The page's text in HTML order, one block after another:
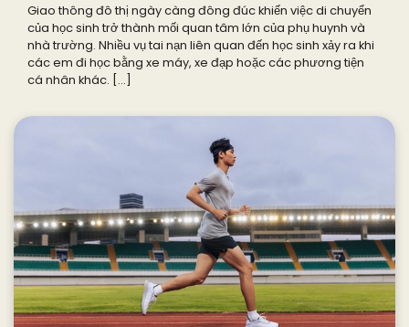
Giao thông đô thị ngày càng đông đúc khiến việc di chuyển
của học sinh trở thành mối quan tâm lớn của phụ huynh và
nhà trường. Nhiều vụ tai nạn liên quan đến học sinh xảy ra khi
các em đi học bằng xe máy, xe đạp hoặc các phương tiện
cá nhân khác. […]